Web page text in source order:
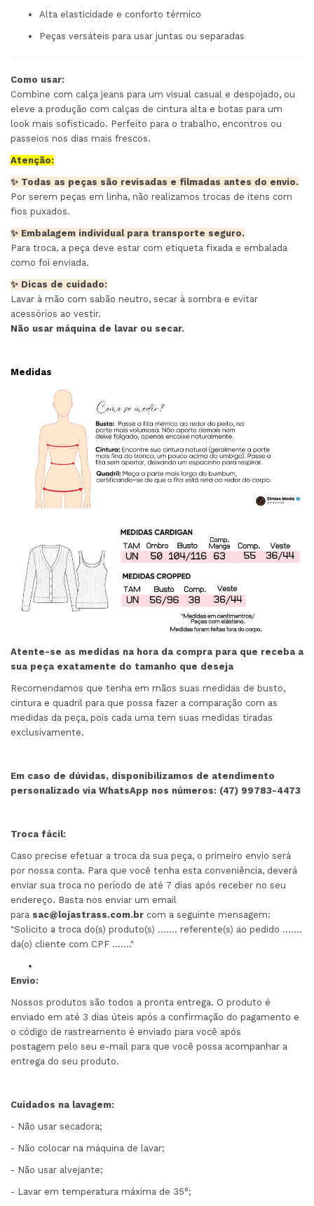
Alta elasticidade e conforto térmico
Peças versáteis para usar juntas ou separadas
Como usar:
Combine com calça jeans para um visual casual e despojado, ou
eleve a produção com calças de cintura alta e botas para um
look mais sofisticado. Perfeito para o trabalho, encontros ou
passeios nos dias mais frescos.
Atenção:
✨ Todas as peças são revisadas e filmadas antes do envio.
Por serem peças em linha, não realizamos trocas de itens com
fios puxados.
✨ Embalagem individual para transporte seguro.
Para troca, a peça deve estar com etiqueta fixada e embalada
como foi enviada.
✨ Dicas de cuidado:
Lavar à mão com sabão neutro, secar à sombra e evitar
acessórios ao vestir.
Não usar máquina de lavar ou secar.
Medidas
Atente-se as medidas na hora da compra para que receba a
sua peça exatamente do tamanho que deseja
Recomendamos que tenha em mãos suas medidas de busto,
cintura e quadril para que possa fazer a comparação com as
medidas da peça, pois cada uma tem suas medidas tiradas
exclusivamente.
Em caso de dúvidas, disponibilizamos de atendimento
personalizado via WhatsApp nos números: (47) 99783-4473
Troca fácil:
Caso precise efetuar a troca da sua peça, o primeiro envio será
por nossa conta. Para que você tenha esta conveniência, deverá
enviar sua troca no período de até 7 dias após receber no seu
endereço. Basta nos enviar um email
para sac@lojastrass.com.br com a seguinte mensagem:
"Solicito a troca do(s) produto(s) ....... referente(s) ao pedido .......
da(o) cliente com CPF ......."
Envio:
Nossos produtos são todos a pronta entrega. O produto é
enviado em até 3 dias úteis após a confirmação do pagamento e
o código de rastreamento é enviado para você após
postagem pelo seu e-mail para que você possa acompanhar a
entrega do seu produto.
Cuidados na lavagem:
- Não usar secadora;
- Não colocar na máquina de lavar;
- Não usar alvejante;
- Lavar em temperatura máxima de 35°;